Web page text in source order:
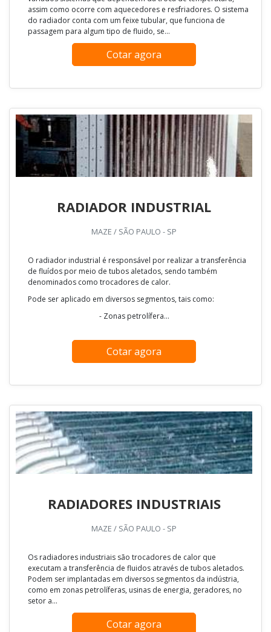
assim como ocorre com aquecedores e resfriadores. O sistema
do radiador conta com um feixe tubular, que funciona de
passagem para algum tipo de fluido, se...
Cotar agora
RADIADOR INDUSTRIAL
MAZE / SÃO PAULO - SP
O radiador industrial é responsável por realizar a transferência
de fluídos por meio de tubos aletados, sendo também
denominados como trocadores de calor.
Pode ser aplicado em diversos segmentos, tais como:
- Zonas petrolífera...
Cotar agora
RADIADORES INDUSTRIAIS
MAZE / SÃO PAULO - SP
Os radiadores industriais são trocadores de calor que
executam a transferência de fluidos através de tubos aletados.
Podem ser implantadas em diversos segmentos da indústria,
como em zonas petrolíferas, usinas de energia, geradores, no
setor a...
Cotar agora